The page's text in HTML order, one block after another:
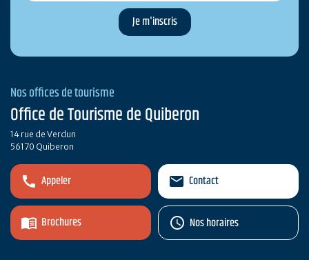
Nos offices de tourisme
Office de Tourisme de Quiberon
14 rue de Verdun
56170 Quiberon
Appeler
Brochures
Contact
Nos horaires